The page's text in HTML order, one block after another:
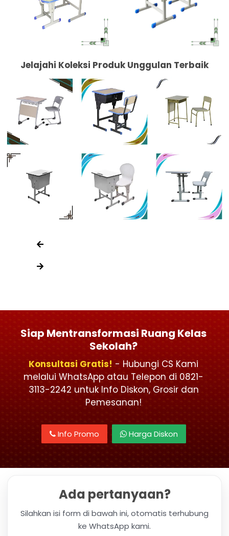
Jelajahi Koleksi Produk Unggulan Terbaik
Siap Mentransformasi Ruang Kelas
Sekolah?
Konsultasi Gratis! - Hubungi CS Kami
melalui WhatsApp atau Telepon di 0821-
3113-2242 untuk Info Diskon, Grosir dan
Pemesanan!
Info Promo Harga Diskon
Ada pertanyaan?
Silahkan isi form di bawah ini, otomatis terhubung
ke WhatsApp kami.